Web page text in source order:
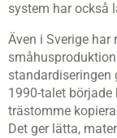
system har också
Även i Sverige har
1990-talet
trästomme
Det ger lätta,